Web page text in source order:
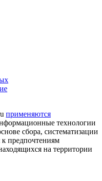
применяются
технологии
сбора, систематизации
к предпочтениям
на территории